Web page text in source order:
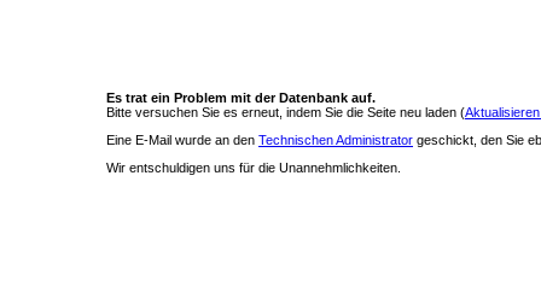
Es trat ein Problem mit der Datenbank auf.
Bitte versuchen Sie es erneut, indem Sie die Seite neu laden (
Eine E-Mail wurde an den Technischen Administrator geschickt, den Sie
Wir entschuldigen uns für die Unannehmlichkeiten.